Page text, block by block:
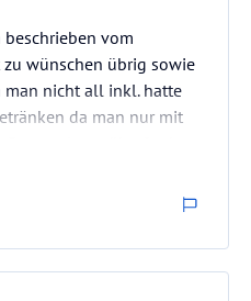
vom
zu wünschen übrig sowie
man nicht all inkl. hatte
da man nur mit
am Pool zu